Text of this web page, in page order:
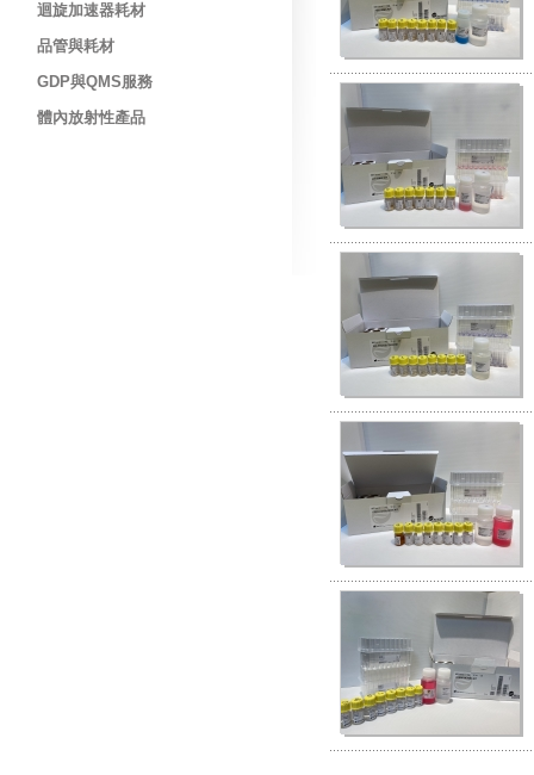
迴旋加速器耗材
品管與耗材
GDP與QMS服務
體內放射性產品